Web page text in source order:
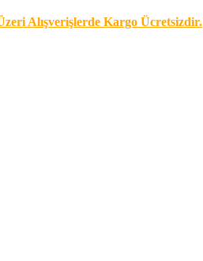
Alışverişlerde Kargo Ücretsizdir.